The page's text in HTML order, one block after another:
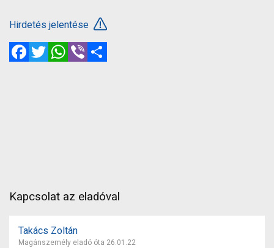
Hirdetés jelentése
FacebookTwitterWhatsApp
Viber
Kapcsolat az eladóval
Takács Zoltán
Magánszemély eladó óta 26.01.22